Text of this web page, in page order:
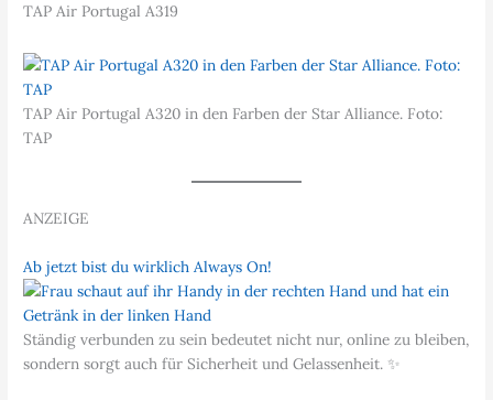
TAP Air Portugal A319
TAP Air Portugal A320 in den Farben der Star Alliance. Foto:
TAP
ANZEIGE
Ab jetzt bist du wirklich Always On!
Ständig verbunden zu sein bedeutet nicht nur, online zu bleiben,
sondern sorgt auch für Sicherheit und Gelassenheit. ✨